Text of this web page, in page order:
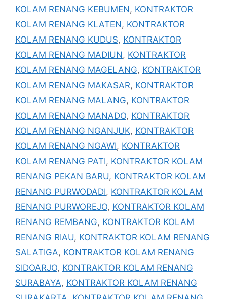
KOLAM RENANG KEBUMEN, KONTRAKTOR
KOLAM RENANG KLATEN, KONTRAKTOR
KOLAM RENANG KUDUS, KONTRAKTOR
KOLAM RENANG MADIUN, KONTRAKTOR
KOLAM RENANG MAGELANG, KONTRAKTOR
KOLAM RENANG MAKASAR, KONTRAKTOR
KOLAM RENANG MALANG, KONTRAKTOR
KOLAM RENANG MANADO, KONTRAKTOR
KOLAM RENANG NGANJUK, KONTRAKTOR
KOLAM RENANG NGAWI, KONTRAKTOR
KOLAM RENANG PATI, KONTRAKTOR KOLAM
RENANG PEKAN BARU, KONTRAKTOR KOLAM
RENANG PURWODADI, KONTRAKTOR KOLAM
RENANG PURWOREJO, KONTRAKTOR KOLAM
RENANG REMBANG, KONTRAKTOR KOLAM
RENANG RIAU, KONTRAKTOR KOLAM RENANG
SALATIGA, KONTRAKTOR KOLAM RENANG
SIDOARJO, KONTRAKTOR KOLAM RENANG
SURABAYA, KONTRAKTOR KOLAM RENANG